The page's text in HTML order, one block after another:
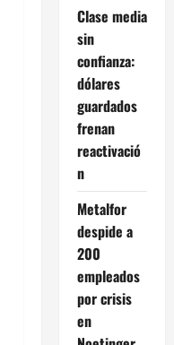
Clase media
sin
confianza:
dólares
guardados
frenan
reactivació
n
Metalfor
despide a
200
empleados
por crisis
en